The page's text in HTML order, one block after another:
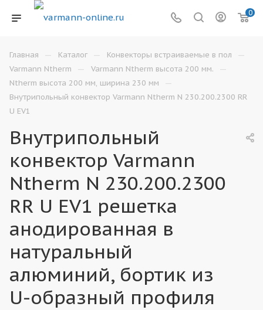
0
Главная — Каталог — Конвекторы встраиваемые в пол —
Varmann Ntherm — Varmann Ntherm высота 200 мм. —
Ntherm высота 200 мм, ширина 230 мм —
Внутрипольный конвектор Varmann Ntherm N 230.200.2300 RR
U EV1
Внутрипольный
конвектор Varmann
Ntherm N 230.200.2300
RR U EV1 решетка
анодированная в
натуральный
алюминий, бортик из
U-образный профиля